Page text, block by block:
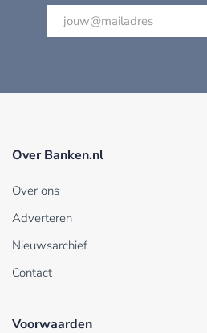
Over Banken.nl
Over ons
Adverteren
Nieuwsarchief
Contact
Voorwaarden